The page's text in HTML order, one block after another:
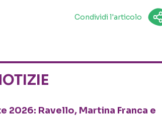
Condividi l'articolo
Ravello, Martina Franca e